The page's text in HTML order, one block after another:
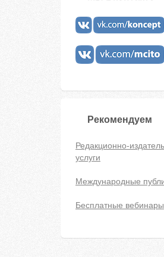
Рекомендуем
Редакционно-
услуги
Международные
Бесплатные вебинары